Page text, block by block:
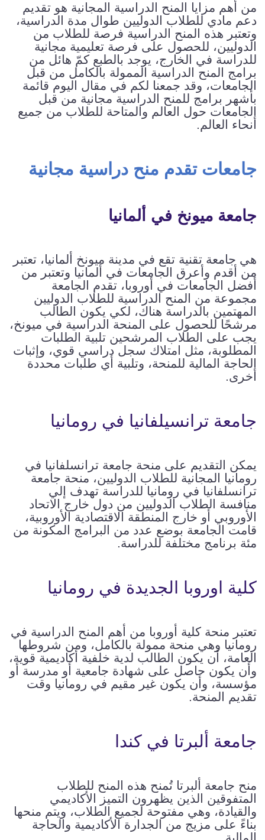
من أهم مزايا المنح الدراسية المجانية هو تقديم
دعم مادي للطلاب الدوليين طوال مدة الدراسية،
وتعتبر هذه المنح الدراسية فرصة للطلاب من
الدوليين، للحصول على فرصة تعليمية مجانية
للدراسة في الخارج، يوجد بالطبع كمّ هائل من
برامج المنح الدراسية الممولة بالكامل من قبل
الجامعات، وقد جمعنا لكم في مقال اليوم قائمة
بأشهر برامج للمنح الدراسية مجانية من قبل
الجامعات حول العالم والمتاحة للطلاب من جميع
أنحاء العالم.
جامعات تقدم منح دراسية مجانية
جامعة ميونخ في ألمانيا
هي جامعة تقنية تقع في مدينة ميونخ ألمانيا، تعتبر
من أقدم وأعرق الجامعات في ألمانيا وتعتبر من
أفضل الجامعات في أوروبا، تقدم الجامعة
مجموعة من المنح الدراسية للطلاب الدوليين
المهتمين بالدراسة هناك، لكي يكون الطالب
مرشحًا للحصول على المنحة الدراسية في ميونخ،
يجب على الطلاب المرشحين تلبية الطلبات
المطلوبة، مثل امتلاك سجل دراسي قوي، وإثبات
الحاجة المالية للمنحة، وتلبية أي طلبات محددة
أخرى.
جامعة ترانسيلفانيا في رومانيا
يمكن التقديم على منحة جامعة ترانسلفانيا في
رومانيا المجانية للطلاب الدوليين، منحة جامعة
ترانسلفانيا في رومانيا للدراسة تهدف إلي
منافسة الطلاب الدوليين من دول خارج الاتحاد
الأوروبي أو خارج المنطقة الاقتصادية الأوروبية،
قامت الجامعة بوضع عدد من البرامج المكونة من
مئة برنامج مختلفة للدراسة.
كلية اوروبا الجديدة في رومانيا
تعتبر منحة كلية أوروبا من أهم المنح الدراسية في
رومانيا وهي منحة ممولة بالكامل، ومن شروطها
العامة، أن يكون الطالب لدية خلفية أكاديمية قوية،
وأن يكون حاصل على شهادة جامعية أو مدرسة أو
مؤسسة، وأن يكون غير مقيم في رومانيا وقت
تقديم المنحة.
جامعة ألبرتا في كندا
منح جامعة ألبرتا تُمنح هذه المنح للطلاب
المتفوقين الذين يظهرون التميز الأكاديمي
والقيادة، وهي مفتوحة لجميع الطلاب، ويتم منحها
بناءً على مزيج من الجدارة الأكاديمية والحاجة